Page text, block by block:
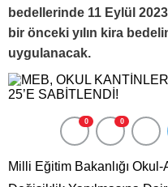
bedellerinde 11 Eylül
bir önceki yılın kira
uygulanacak.
0 0
Milli Eğitim Bakanlığı